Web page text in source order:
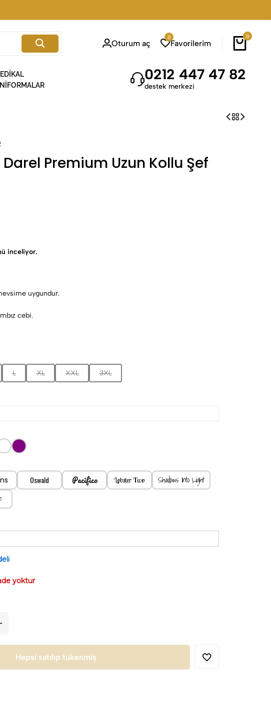
Oturum aç
0
Favorilerim
0
0212 447 47 82
destek merkezi
Darel Premium Uzun Kollu Şef
inceliyor.
uygundur.
cebi.
kolay ütülenebilir kumaş.
%8 lyc
L XL XXL 3XL
Oswald Pacifico Lobster Two Shadows Into Light
yoktur
Hepsi satılıp tükenmiş